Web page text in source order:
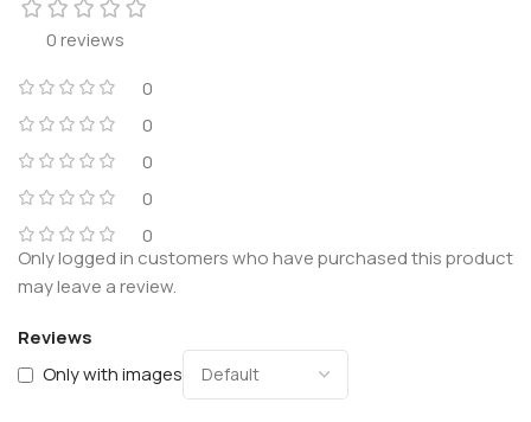
0 reviews
0
0
0
0
0
Reviews
Only with images
Only logged in customers who have purchased this product
may leave a review.